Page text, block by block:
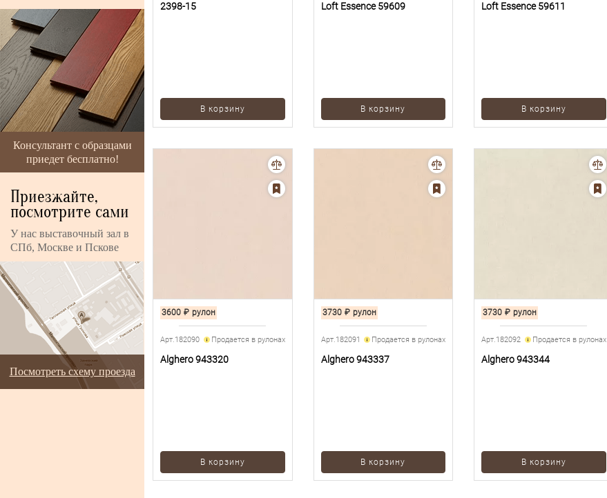
Консультант с образцами
приедет бесплатно!
Приезжайте,
посмотрите сами
У нас выставочный зал в
СПб, Москве и Пскове
Посмотреть схему проезда
2398-15
В корзину
Loft Essence 59609
В корзину
Loft Essence 59611
В корзину
3600 ₽ рулон
Арт.182090 Продается в рулонах
Alghero 943320
В корзину
3730 ₽ рулон
Арт.182091 Продается в рулонах
Alghero 943337
В корзину
3730 ₽ рулон
Арт.182092 Продается в рулонах
Alghero 943344
В корзину